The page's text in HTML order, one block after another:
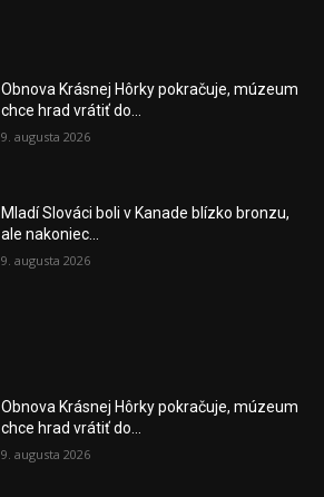
Obnova Krásnej Hôrky pokračuje, múzeum
chce hrad vrátiť do...
9. augusta 2026
Mladí Slováci boli v Kanade blízko bronzu,
ale nakoniec...
9. augusta 2026
Obnova Krásnej Hôrky pokračuje, múzeum
chce hrad vrátiť do...
9. augusta 2026